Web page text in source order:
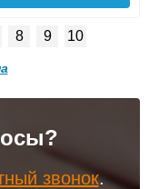
душевой Triton
8 9 10
звонок.